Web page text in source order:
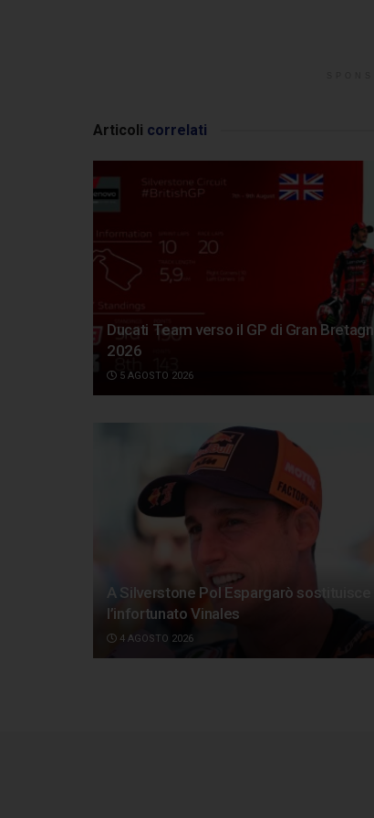
Articoli correlati
Ducati Team verso il GP di Gran Bretagna
2026
5 AGOSTO 2026
A Silverstone Pol Espargarò sostituisce
l’infortunato Vinales
4 AGOSTO 2026